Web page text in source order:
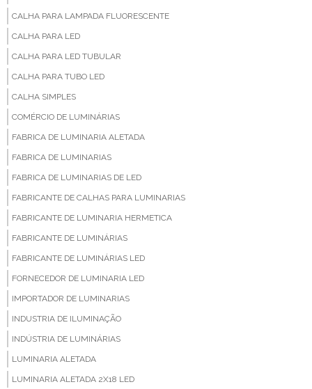
CALHA PARA LAMPADA FLUORESCENTE
CALHA PARA LED
CALHA PARA LED TUBULAR
CALHA PARA TUBO LED
CALHA SIMPLES
COMÉRCIO DE LUMINÁRIAS
FABRICA DE LUMINARIA ALETADA
FABRICA DE LUMINARIAS
FABRICA DE LUMINARIAS DE LED
FABRICANTE DE CALHAS PARA LUMINARIAS
FABRICANTE DE LUMINARIA HERMETICA
FABRICANTE DE LUMINÁRIAS
FABRICANTE DE LUMINÁRIAS LED
FORNECEDOR DE LUMINARIA LED
IMPORTADOR DE LUMINARIAS
INDUSTRIA DE ILUMINAÇÃO
INDÚSTRIA DE LUMINÁRIAS
LUMINARIA ALETADA
LUMINARIA ALETADA 2X18 LED